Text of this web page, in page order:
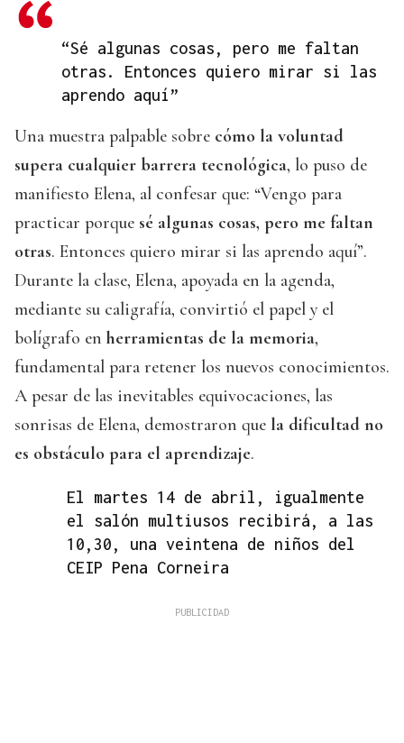
“Sé algunas cosas, pero me faltan
otras. Entonces quiero mirar si las
aprendo aquí”
Una muestra palpable sobre cómo la voluntad
supera cualquier barrera tecnológica, lo puso de
manifiesto Elena, al confesar que: “Vengo para
practicar porque sé algunas cosas, pero me faltan
otras. Entonces quiero mirar si las aprendo aquí”.
Durante la clase, Elena, apoyada en la agenda,
mediante su caligrafía, convirtió el papel y el
bolígrafo en herramientas de la memoria,
fundamental para retener los nuevos conocimientos.
A pesar de las inevitables equivocaciones, las
sonrisas de Elena, demostraron que la dificultad no
es obstáculo para el aprendizaje.
El martes 14 de abril, igualmente
el salón multiusos recibirá, a las
10,30, una veintena de niños del
CEIP Pena Corneira